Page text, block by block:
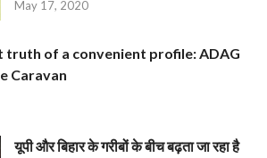
May 17, 2020
truth of a convenient profile: ADAG
Caravan
यूपी और बिहार के गरीबों के बीच बढ़ता जा रहा है